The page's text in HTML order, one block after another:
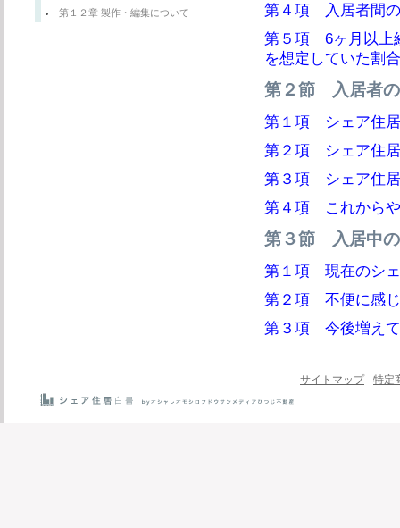
第４項 入居者間
第５項 6ヶ月以上
を想定していた割合
第２節 入居者
第１項 シェア住居
第２項 シェア住居
第３項 シェア住居
第４項 これからや
第３節 入居中の
第１項 現在のシェ
第２項 不便に感
第３項 今後増え
第１２章 製作・編集について
サイトマップ 特定